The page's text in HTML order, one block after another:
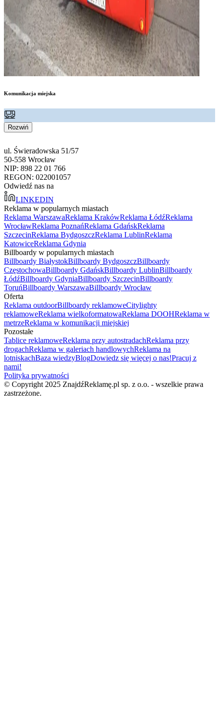
Komunikacja miejska
Rozwiń
ul. Świeradowska 51/57
50-558 Wrocław
NIP: 898 22 01 766
REGON: 022001057
Odwiedź nas na
LINKEDIN
Reklama w popularnych miastach
Reklama WarszawaReklama KrakówReklama ŁódźReklama
WrocławReklama PoznańReklama GdańskReklama
SzczecinReklama BydgoszczReklama LublinReklama
KatowiceReklama Gdynia
Billboardy w popularnych miastach
Billboardy BiałystokBillboardy BydgoszczBillboardy
CzęstochowaBillboardy GdańskBillboardy LublinBillboardy
ŁódźBillboardy GdyniaBillboardy SzczecinBillboardy
ToruńBillboardy WarszawaBillboardy Wrocław
Oferta
Reklama outdoorBillboardy reklamoweCitylighty
reklamoweReklama wielkoformatowaReklama DOOHReklama w
metrzeReklama w komunikacji miejskiej
Pozostałe
Tablice reklamoweReklama przy autostradachReklama przy
drogachReklama w galeriach handlowychReklama na
lotniskachBaza wiedzyBlogDowiedz się więcej o nas!Pracuj z
nami!
Polityka prywatności
© Copyright 2025 ZnajdźReklamę.pl sp. z o.o. - wszelkie prawa
zastrzeżone.